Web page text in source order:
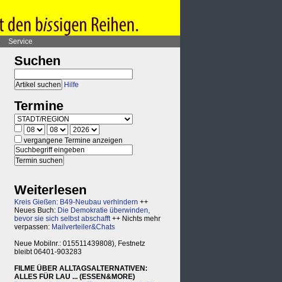
Service
Suchen
Hilfe
Termine
vergangene Termine anzeigen
Weiterlesen
Kreis Gießen: B49-Neubau verhindern ++
Neues Buch: Die Demokratie überwinden,
bevor sie sich selbst abschafft++ Nichts mehr
verpassen: Mailverteiler&Chats
Neue Mobilnr.: 015511439808), Festnetz
bleibt 06401-903283
FILME ÜBER ALLTAGSALTERNATIVEN:
ALLES FÜR LAU ... (ESSEN&MORE)